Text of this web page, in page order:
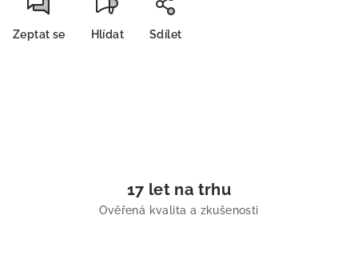
Zeptat se Hlídat Sdílet
17 let na trhu
Ověřená kvalita a zkušenosti